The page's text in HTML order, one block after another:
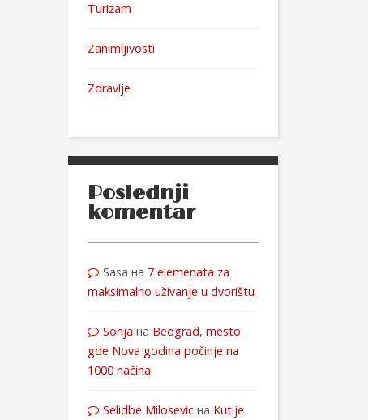
Turizam
Zanimljivosti
Zdravlje
Poslednji
komentar
Sasa на 7 elemenata za
maksimalno uživanje u dvorištu
Sonja на Beograd, mesto
gde Nova godina počinje na
1000 načina
Selidbe Milosevic на Kutije